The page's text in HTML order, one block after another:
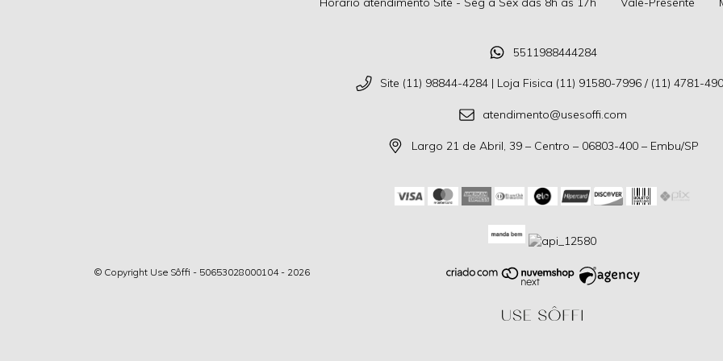
5511988444284
Site (11) 98844-4284 | Loja Fisica (11) 91580-7996 / (11) 4781-
atendimento@usesoffi.com
Largo 21 de Abril, 39 – Centro – 06803-400 – Embu/SP
© Copyright Use Sôffi - 50653028000104 - 2026